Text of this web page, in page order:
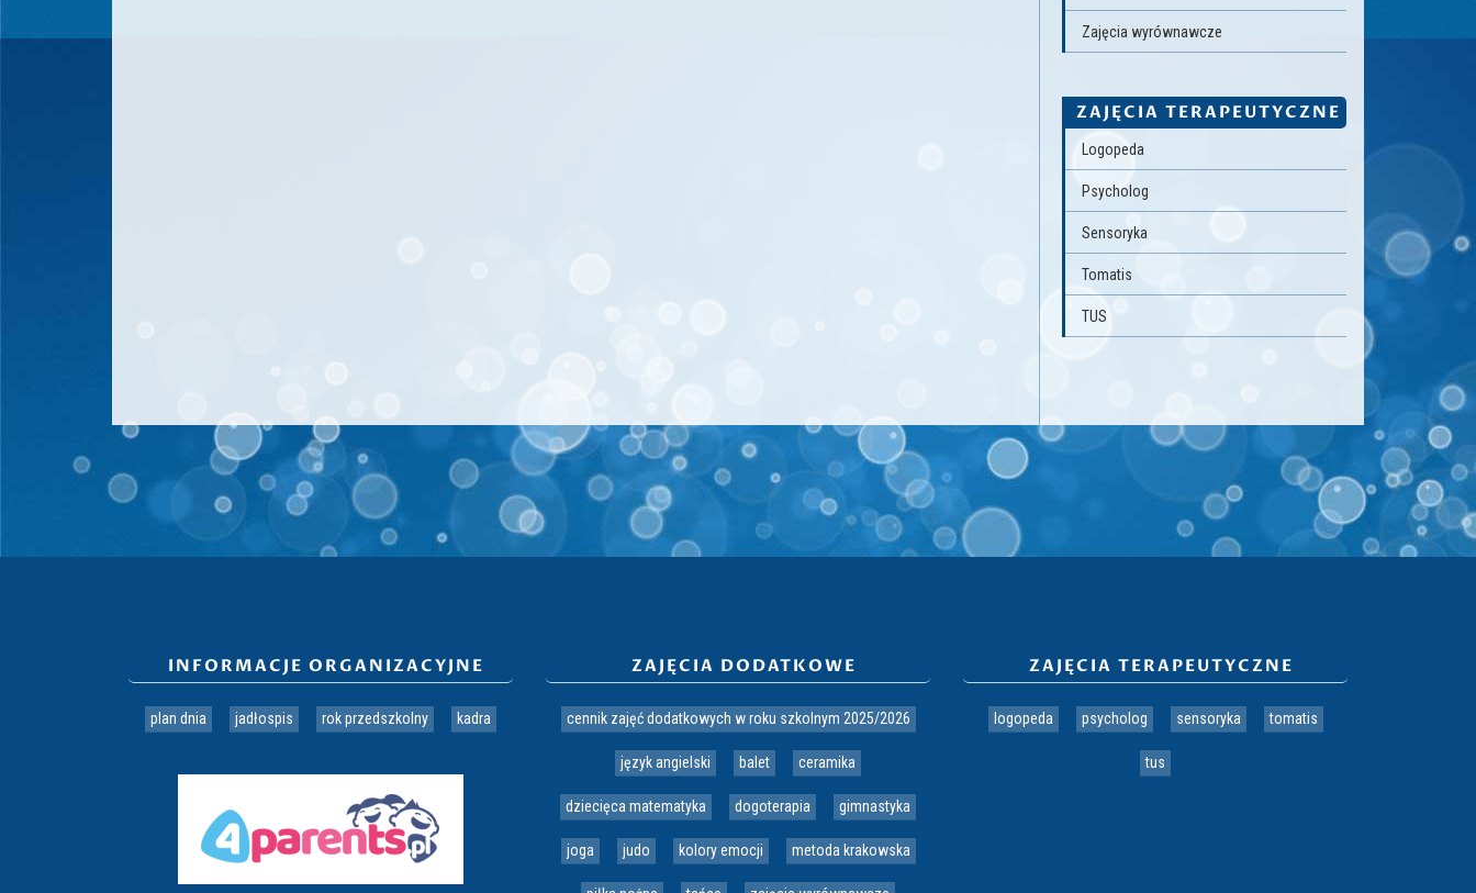
Zajęcia wyrównawcze
ZAJĘCIA TERAPEUTYCZNE
Logopeda
Psycholog
Sensoryka
Tomatis
TUS
INFORMACJE ORGANIZACYJNE
plan dnia jadłospis rok przedszkolny kadra
ZAJĘCIA DODATKOWE
cennik zajęć dodatkowych w roku szkolnym 2025/2026
język angielski balet ceramika
dziecięca matematyka dogoterapia gimnastyka
joga judo kolory emocji metoda krakowska
ZAJĘCIA TERAPEUTYCZNE
logopeda psycholog sensoryka tomatis
tus